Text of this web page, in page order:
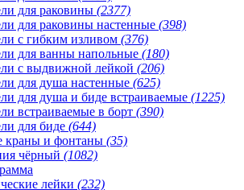
для раковины (2377)
для раковины настенные (398)
с гибким изливом (376)
для ванны напольные (180)
с выдвижной лейкой (206)
для душа настенные (625)
для душа и биде встраиваемые (1225)
встраиваемые в борт (390)
для биде (644)
краны и фонтаны (35)
чёрный (1082)
лейки (232)